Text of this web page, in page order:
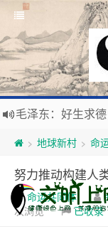
> 地球新村 > 命
努力推动构建人
命运共同体
次浏览
已收录